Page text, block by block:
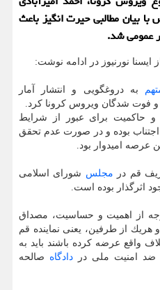
بیان مطالبی حیرت انگیز باعث
عمومی شد.
نورنیوز در ادامه نوشت:
به دروغگویی و انتشار آمار
و فوت شدگان ویروس كرونا كرد.
و حاكمیت برای عبور از شرایط
بوده و در صورت عدم تحقق
عرصه امیدوار بود.
قم در مجلس شورای اسلامی
اثرگذار بوده است.
از اهمیت و حساسیت، مصداق
از طرفین، یعنی نماینده قم
واقع عرضه كرده باشند باید به
ضد امنیت ملی در دادگاه صالحه